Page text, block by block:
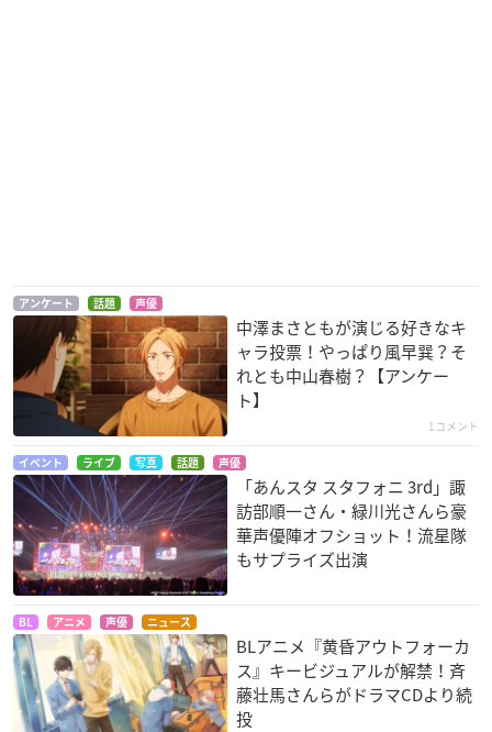
アンケート 話題 声優
中澤まさともが演じる好きなキ
ャラ投票！やっぱり風早巽？そ
れとも中山春樹？【アンケー
ト】
1コメント
イベント ライブ 写真 話題 声優
「あんスタ スタフォニ 3rd」諏
訪部順一さん・緑川光さんら豪
華声優陣オフショット！流星隊
もサプライズ出演
BL アニメ 声優 ニュース
BLアニメ『黄昏アウトフォーカ
ス』キービジュアルが解禁！斉
藤壮馬さんらがドラマCDより続
投